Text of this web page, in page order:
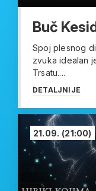
Buč
Spoj plesnog
zvuka idealan
Trsatu....
DETALJNIJE
21.09. (21:00)